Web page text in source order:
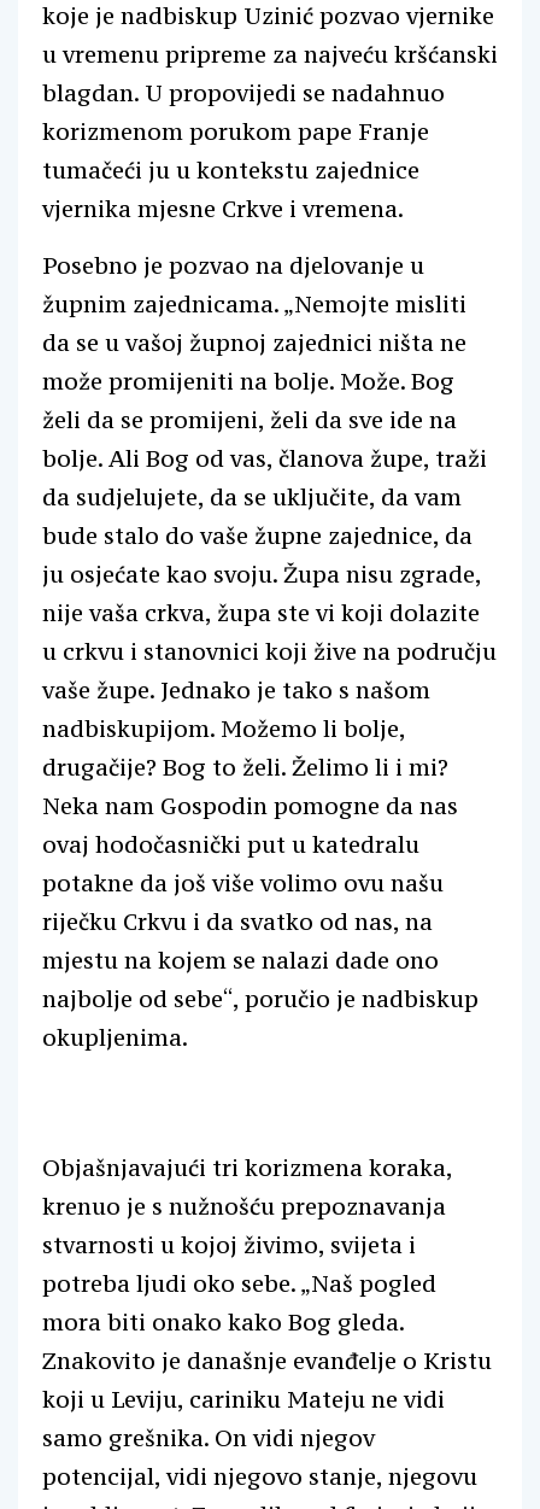
koje je nadbiskup Uzinić pozvao vjernike
u vremenu pripreme za najveću kršćanski
blagdan. U propovijedi se nadahnuo
korizmenom porukom pape Franje
tumačeći ju u kontekstu zajednice
vjernika mjesne Crkve i vremena.
Posebno je pozvao na djelovanje u
župnim zajednicama. „Nemojte misliti
da se u vašoj župnoj zajednici ništa ne
može promijeniti na bolje. Može. Bog
želi da se promijeni, želi da sve ide na
bolje. Ali Bog od vas, članova župe, traži
da sudjelujete, da se uključite, da vam
bude stalo do vaše župne zajednice, da
ju osjećate kao svoju. Župa nisu zgrade,
nije vaša crkva, župa ste vi koji dolazite
u crkvu i stanovnici koji žive na području
vaše župe. Jednako je tako s našom
nadbiskupijom. Možemo li bolje,
drugačije? Bog to želi. Želimo li i mi?
Neka nam Gospodin pomogne da nas
ovaj hodočasnički put u katedralu
potakne da još više volimo ovu našu
riječku Crkvu i da svatko od nas, na
mjestu na kojem se nalazi dade ono
najbolje od sebe“, poručio je nadbiskup
okupljenima.
Objašnjavajući tri korizmena koraka,
krenuo je s nužnošću prepoznavanja
stvarnosti u kojoj živimo, svijeta i
potreba ljudi oko sebe. „Naš pogled
mora biti onako kako Bog gleda.
Znakovito je današnje evanđelje o Kristu
koji u Leviju, cariniku Mateju ne vidi
samo grešnika. On vidi njegov
potencijal, vidi njegovo stanje, njegovu